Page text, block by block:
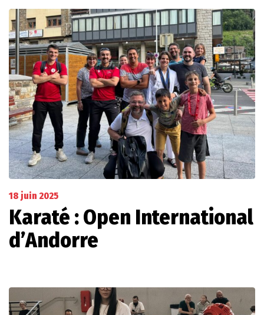
18 juin 2025
Karaté : Open International
d’Andorre